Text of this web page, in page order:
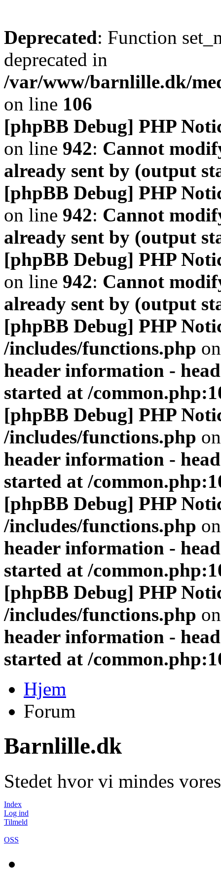
Deprecated: Function
deprecated in
/var/www/barnlille.dk/
on line 106
[phpBB Debug] PHP
on line 942: Cannot
already sent by (output
[phpBB Debug] PHP
on line 942: Cannot
already sent by (output
[phpBB Debug] PHP
on line 942: Cannot
already sent by (output
[phpBB Debug] PHP
/includes/functions.php
header information -
started at /
[phpBB Debug] PHP
/includes/functions.php
header information -
started at /
[phpBB Debug] PHP
/includes/functions.php
header information -
started at /
[phpBB Debug] PHP
/includes/functions.php
header information -
started at /
Hjem
Forum
Barnlille.dk
Stedet hvor vi mindes
Index
Log ind
Tilmeld
OSS